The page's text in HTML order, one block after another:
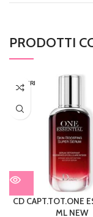
PRODOTTI
ESAURI
TO
CD CAPT.TOT.ONE
ML NEW